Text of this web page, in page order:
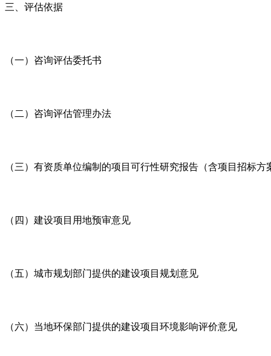
三、评估依据
（一）咨询评估委托书
（二）咨询评估管理办法
（三）有资质单位编制的项目可行性研究报告（含项目招标方
（四）建设项目用地预审意见
（五）城市规划部门提供的建设项目规划意见
（六）当地环保部门提供的建设项目环境影响评价意见